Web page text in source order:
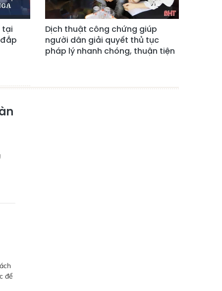
tại
Dịch thuật công chứng giúp
người dân giải quyết thủ tục
pháp lý nhanh chóng, thuận tiện
để